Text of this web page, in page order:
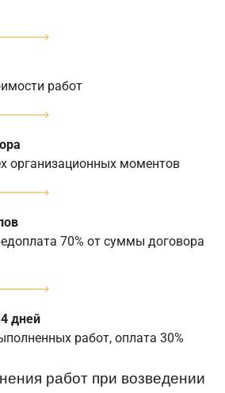
работ
организационных моментов
70% от суммы договора
дней
работ, оплата 30%
работ при возведении